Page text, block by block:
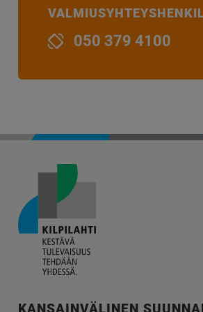
050 379 4100
KANSAINVÄLINEN